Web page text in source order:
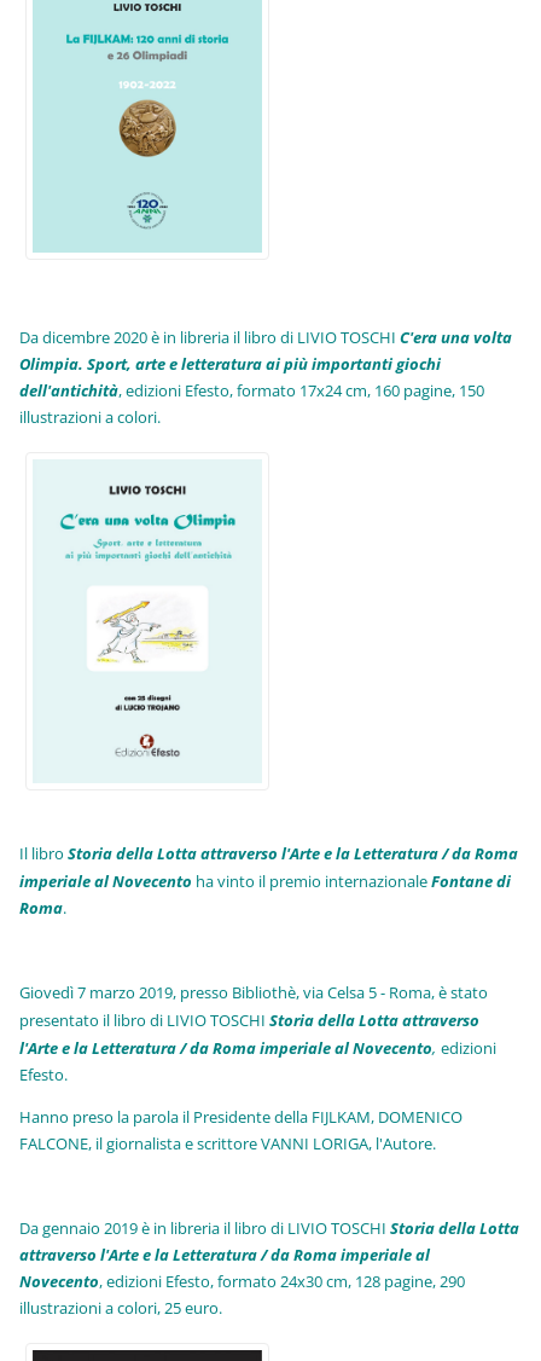
Da dicembre 2020 è in libreria il libro di LIVIO TOSCHIC'era una volta
Olimpia. Sport, arte e letteratura ai più importanti giochi
dell'antichità,edizioni Efesto, formato 17x24 cm, 160 pagine, 150
illustrazioni a colori.
Il libroStoria della Lotta attraverso l'Arte e la Letteratura / da Roma
imperiale al Novecento ha vinto il premio internazionaleFontane di
Roma.
Giovedì 7 marzo 2019, presso Bibliothè, via Celsa 5 - Roma, è stato
presentato il libro di LIVIO TOSCHIStoria della Lotta attraverso
l'Arte e la Letteratura / da Roma imperiale al Novecento, edizioni
Efesto.
Hanno preso la parola il Presidente della FIJLKAM, DOMENICO
FALCONE, il giornalista e scrittore VANNI LORIGA, l'Autore.
Da gennaio 2019 è in libreria il libro di LIVIO TOSCHIStoria della Lotta
attraverso l'Arte e la Letteratura / da Roma imperiale al
Novecento, edizioni Efesto, formato 24x30 cm, 128 pagine, 290
illustrazioni a colori, 25 euro.